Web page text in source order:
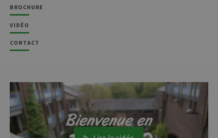
BROCHURE
VIDÉO
CONTACT